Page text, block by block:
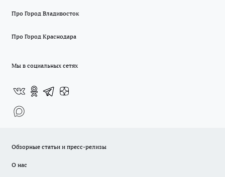
Про Город Владивосток
Про Город Краснодара
Мы в социальных сетях
Обзорные статьи и пресс-релизы
О нас